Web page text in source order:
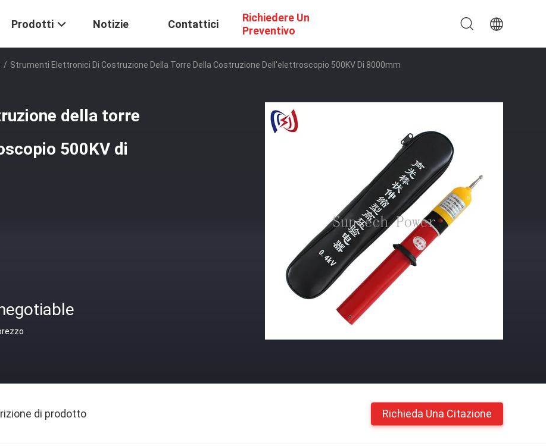
Prodotti Notizie Contattici
Richiedere Un
Preventivo
/ Strumenti Elettronici Di Costruzione Della Torre Della Costruzione Dell'elettroscopio 500KV Di 8000mm
della torre
500KV di
di prodotto Richieda Una Citazione